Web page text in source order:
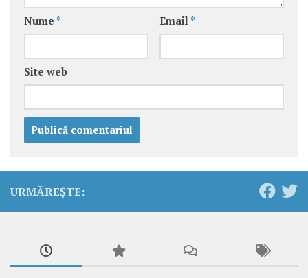
Nume * Email *
Site web
URMĂREȘTE: